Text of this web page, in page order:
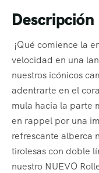
Descripción
¡Qué comience la
velocidad en una
nuestros icónicos
adentrarte en el
mula hacia la parte
en rappel por una
refrescante alberca
tirolesas con doble
nuestro NUEVO